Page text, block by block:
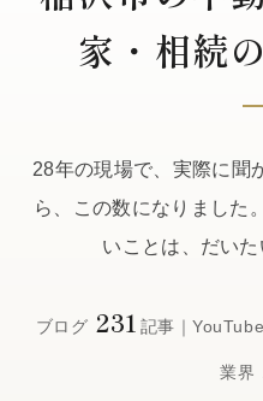
家・相続
28年の現場で、実際に聞
ら、この数になりました
いことは、だいた
ブログ 231 記事｜
業界